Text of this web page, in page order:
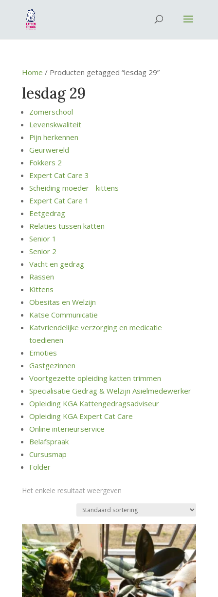
Home / Producten getagged “lesdag 29”
lesdag 29
Zomerschool
Levenskwaliteit
Pijn herkennen
Geurwereld
Fokkers 2
Expert Cat Care 3
Scheiding moeder - kittens
Expert Cat Care 1
Eetgedrag
Relaties tussen katten
Senior 1
Senior 2
Vacht en gedrag
Rassen
Kittens
Obesitas en Welzijn
Katse Communicatie
Katvriendelijke verzorging en medicatie
toedienen
Emoties
Gastgezinnen
Voortgezette opleiding katten trimmen
Specialisatie Gedrag & Welzijn Asielmedewerker
Opleiding KGA Kattengedragsadviseur
Opleiding KGA Expert Cat Care
Online interieurservice
Belafspraak
Cursusmap
Folder
Het enkele resultaat weergeven